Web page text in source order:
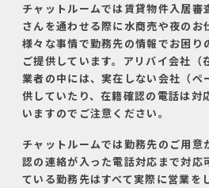
チャットルームでは賃貸物件入居審
さんを通わせる際に水商売や夜のお
様々な事情で勤務先の情報でお困り
ご提供しています。アリバイ会社（
業者の中には、実在しない会社（ペ
供していたり、在籍確認の電話は対
いますのでご注意ください。
チャットルームでは勤務先のご用意
認の連絡が入った電話対応まで対応
ている勤務先はすべて実際に営業を